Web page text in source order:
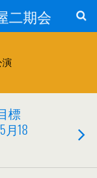
二期会
演
標
月18